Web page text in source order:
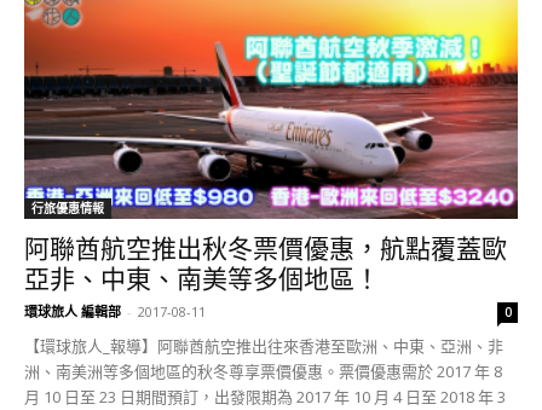
行旅優惠情報
阿聯酋航空推出秋冬票價優惠，航點覆蓋歐
亞非、中東、南美等多個地區！
環球旅人 編輯部 - 2017-08-11 0
【環球旅人_報導】阿聯酋航空推出往來香港至歐洲、中東、亞洲、非
洲、南美洲等多個地區的秋冬尊享票價優惠。票價優惠需於 2017 年 8
月 10 日至 23 日期間預訂，出發限期為 2017 年 10 月 4 日至 2018 年 3